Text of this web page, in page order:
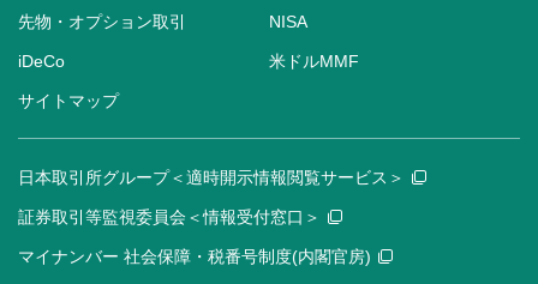
先物・オプション取引 NISA
iDeCo 米ドルMMF
サイトマップ
日本取引所グループ＜適時開示情報閲覧サービス＞
証券取引等監視委員会＜情報受付窓口＞
マイナンバー 社会保障・税番号制度(内閣官房)